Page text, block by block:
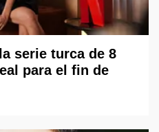
serie turca de 8
para el fin de